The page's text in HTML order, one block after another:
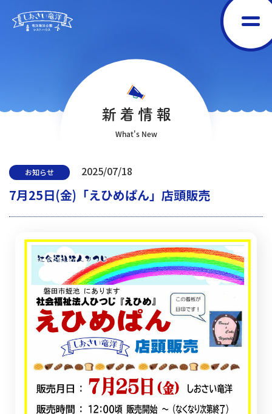
新着情報
What's New
お知らせ 2025/07/18
7月25日(金)「えひめぱん」店頭販売